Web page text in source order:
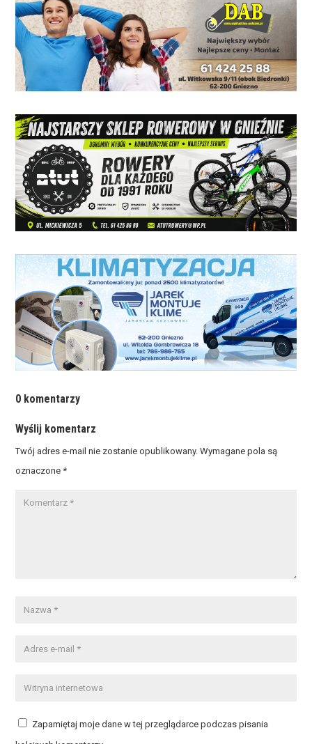
0 komentarzy
Wyślij komentarz
Twój adres e-mail nie zostanie opublikowany. Wymagane pola są
oznaczone*
Zapamiętaj moje dane w tej przeglądarce podczas pisania